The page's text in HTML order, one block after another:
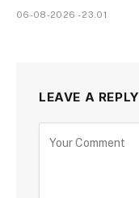
06-08-2026 - 23.01
LEAVE A REPLY